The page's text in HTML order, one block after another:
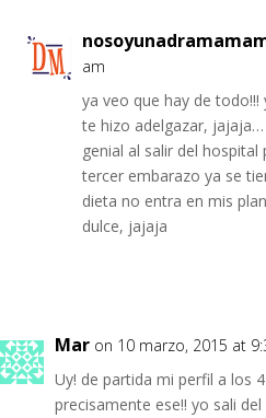
am
ya veo que hay de
te hizo adelgazar,
genial al salir del
tercer embarazo ya se
dieta no entra en mis
dulce, jajaja
Mar on 10 marzo, 2015 at
Uy! de partida mi perfil a los
precisamente ese!! yo sali